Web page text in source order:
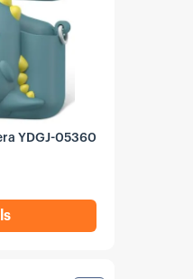
YDGJ-05360
Gofunly Kinderkamera